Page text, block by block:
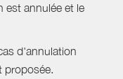
est annulée et le
d'annulation
proposée.